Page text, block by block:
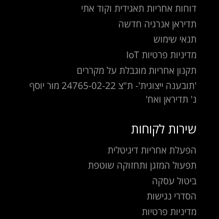
דוחות אחריות תאגידית וקוד אתי
תדיראן אנרגיה חדשה
תנאי שימוש
מדיניות פרטיות IoT
תקנון אחריות מוגבלת על מקררים
'תובענה ייצוגית'- ת"צ 24765-02-22 מור יוסף
נ' תדיראן ואח'
שירות לקוחות
הפעלת אחריות דיגיטלית
תפעול המזגן ותחזוקה שוטפת
ביטול עסקה
הסדרי נגישות
מדיניות פרטיות